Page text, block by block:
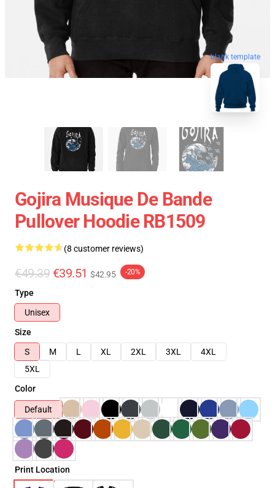
blank template
Gojira Musique De Bande
Pullover Hoodie RB1509
(8 customer reviews)
€49.39 €39.51 $42.95 -20%
Type
Unisex
Size
S
M L XL 2XL 3XL
4XL
5XL
Color
Default
Print Location